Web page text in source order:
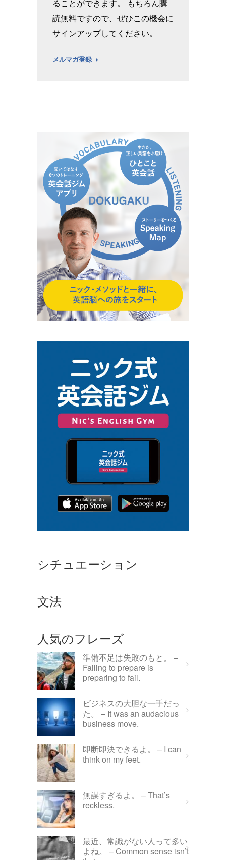
ることができます。 もちろん購
読無料ですので、ぜひこの機会に
サインアップしてください。
メルマガ登録
シチュエーション
文法
人気のフレーズ
準備不足は失敗のもと。 –
Failing to prepare is
preparing to fail.
ビジネスの大胆な一手だっ
た。 – It was an audacious
business move.
即断即決できるよ。 – I can
think on my feet.
無謀すぎるよ。 – That’s
reckless.
最近、常識がない人って多い
よね。 – Common sense isn’t